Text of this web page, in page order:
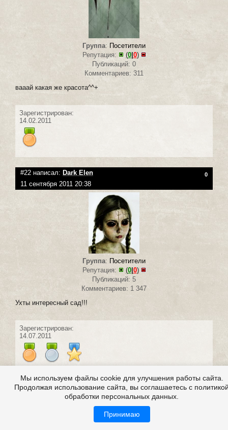
Группа: Посетители
Репутация:
(0| 0)
Публикаций: 0
Комментариев: 311
вааай какая же красота^^+
Зарегистрирован:
14.02.2011
#22 написал: Dark Elen 0
11 сентября 2011 20:38
Группа: Посетители
Репутация:
(0| 0)
Публикаций: 5
Комментариев: 1 347
Ухты интересный сад!!!
Зарегистрирован:
14.07.2011
#23 написал:Nochka 0
13 сентября 2011 11:34
Мы используем файлы cookie для улучшения работы сайта.
Продолжая использование сайта, вы соглашаетесь с
обработки персональных данных.
Принимаю